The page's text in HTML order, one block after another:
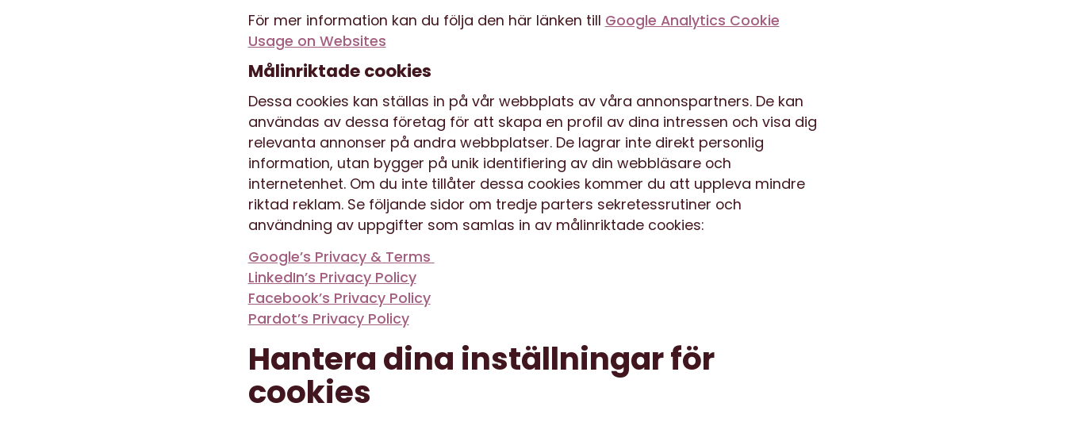
För mer information kan du följa den här länken till Google Analytics Cookie
Usage on Websites
Målinriktade cookies
Dessa cookies kan ställas in på vår webbplats av våra annonspartners. De kan
användas av dessa företag för att skapa en profil av dina intressen och visa dig
relevanta annonser på andra webbplatser. De lagrar inte direkt personlig
information, utan bygger på unik identifiering av din webbläsare och
internetenhet. Om du inte tillåter dessa cookies kommer du att uppleva mindre
riktad reklam. Se följande sidor om tredje parters sekretessrutiner och
användning av uppgifter som samlas in av målinriktade cookies:
Google’s Privacy & Terms
LinkedIn’s Privacy Policy
Facebook’s Privacy Policy
Pardot’s Privacy Policy
Hantera dina inställningar för
cookies